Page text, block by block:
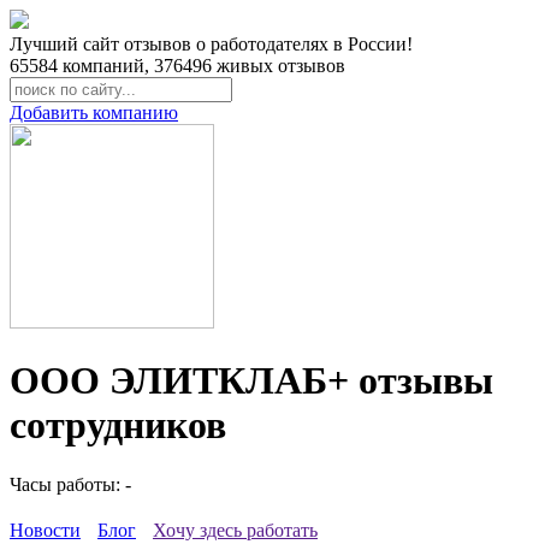
Лучший сайт отзывов о работодателях в России!
65584 компаний, 376496 живых отзывов
Добавить компанию
ООО ЭЛИТКЛАБ+ отзывы
сотрудников
Часы работы: -
Новости Блог Хочу здесь работать